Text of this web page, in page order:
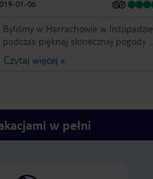
01-06
Byliśmy w Harrachowie w listopadzie
podczas pięknej słonecznej pogody -
wspaniały widok z pokoju na Certową
Horę ; cisza spokój w hotelu i pobliżu
Czytaj więcej »
w pełni